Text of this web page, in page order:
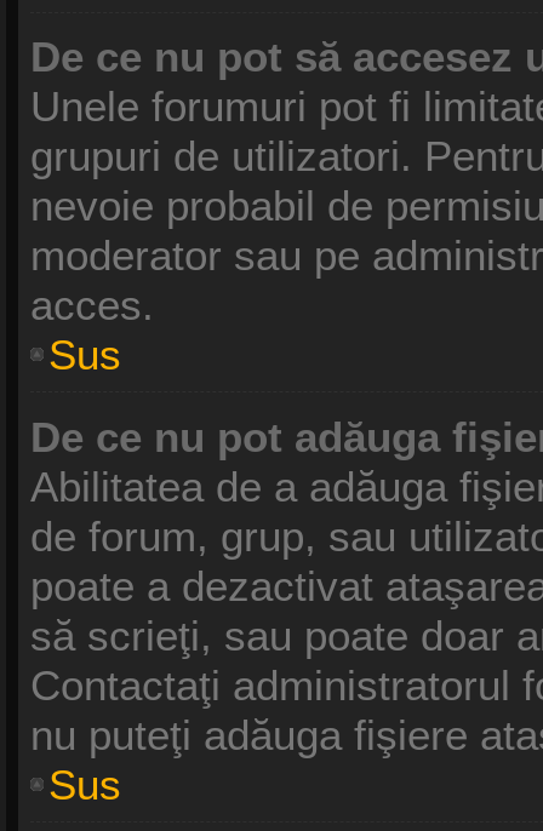
De ce nu pot să accesez
Unele forumuri pot fi
grupuri de utilizatori.
nevoie probabil de
moderator sau pe
acces.
Sus
De ce nu pot adăuga
Abilitatea de a adăuga
de forum, grup, sau
poate a dezactivat
să scrieţi, sau poate doar
Contactaţi administratorul
nu puteţi adăuga fişiere
Sus